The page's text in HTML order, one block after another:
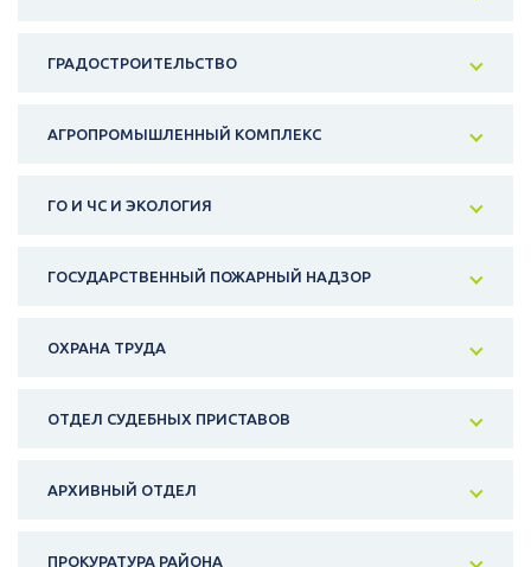
ГРАДОСТРОИТЕЛЬСТВО
АГРОПРОМЫШЛЕННЫЙ КОМПЛЕКС
ГО И ЧС И ЭКОЛОГИЯ
ГОСУДАРСТВЕННЫЙ ПОЖАРНЫЙ НАДЗОР
ОХРАНА ТРУДА
ОТДЕЛ СУДЕБНЫХ ПРИСТАВОВ
АРХИВНЫЙ ОТДЕЛ
ПРОКУРАТУРА РАЙОНА